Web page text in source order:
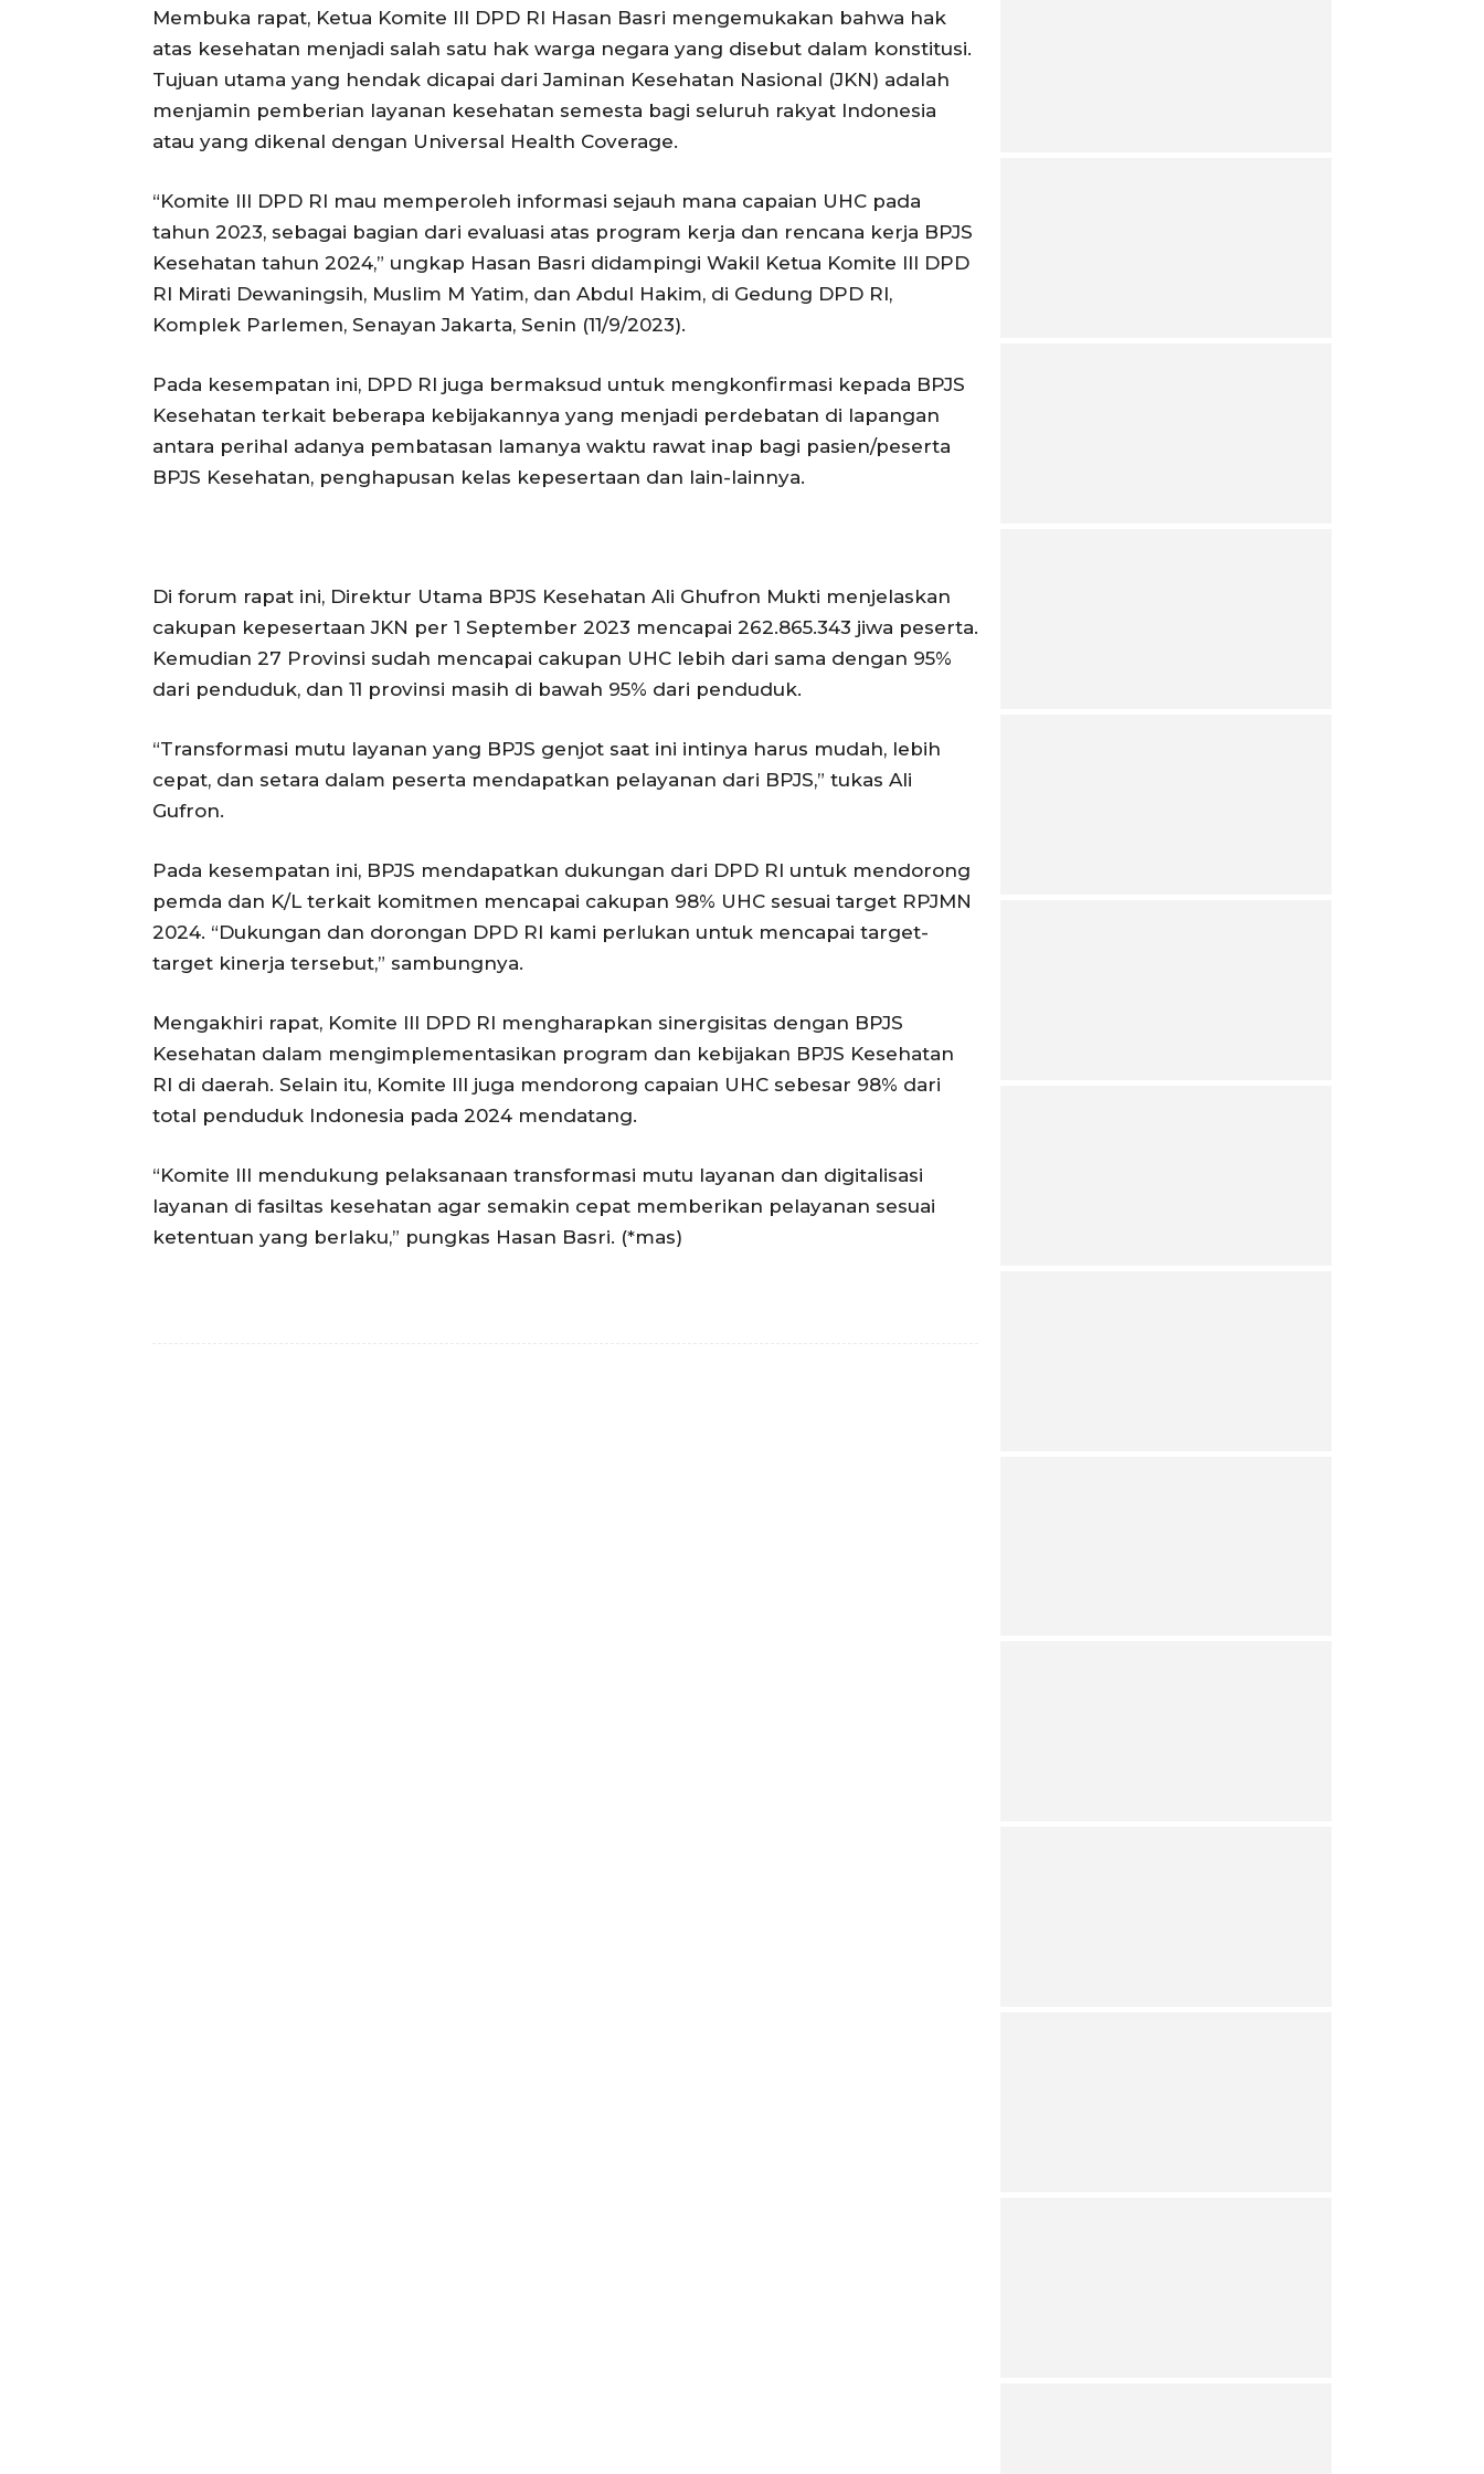
Membuka rapat, Ketua Komite III DPD RI Hasan Basri mengemukakan bahwa hak
atas kesehatan menjadi salah satu hak warga negara yang disebut dalam konstitusi.
Tujuan utama yang hendak dicapai dari Jaminan Kesehatan Nasional (JKN) adalah
menjamin pemberian layanan kesehatan semesta bagi seluruh rakyat Indonesia
atau yang dikenal dengan Universal Health Coverage.
“Komite III DPD RI mau memperoleh informasi sejauh mana capaian UHC pada
tahun 2023, sebagai bagian dari evaluasi atas program kerja dan rencana kerja BPJS
Kesehatan tahun 2024,” ungkap Hasan Basri didampingi Wakil Ketua Komite III DPD
RI Mirati Dewaningsih, Muslim M Yatim, dan Abdul Hakim, di Gedung DPD RI,
Komplek Parlemen, Senayan Jakarta, Senin (11/9/2023).
Pada kesempatan ini, DPD RI juga bermaksud untuk mengkonfirmasi kepada BPJS
Kesehatan terkait beberapa kebijakannya yang menjadi perdebatan di lapangan
antara perihal adanya pembatasan lamanya waktu rawat inap bagi pasien/peserta
BPJS Kesehatan, penghapusan kelas kepesertaan dan lain-lainnya.
Di forum rapat ini, Direktur Utama BPJS Kesehatan Ali Ghufron Mukti menjelaskan
cakupan kepesertaan JKN per 1 September 2023 mencapai 262.865.343 jiwa peserta.
Kemudian 27 Provinsi sudah mencapai cakupan UHC lebih dari sama dengan 95%
dari penduduk, dan 11 provinsi masih di bawah 95% dari penduduk.
“Transformasi mutu layanan yang BPJS genjot saat ini intinya harus mudah, lebih
cepat, dan setara dalam peserta mendapatkan pelayanan dari BPJS,” tukas Ali
Gufron.
Pada kesempatan ini, BPJS mendapatkan dukungan dari DPD RI untuk mendorong
pemda dan K/L terkait komitmen mencapai cakupan 98% UHC sesuai target RPJMN
2024. “Dukungan dan dorongan DPD RI kami perlukan untuk mencapai target-
target kinerja tersebut,” sambungnya.
Mengakhiri rapat, Komite III DPD RI mengharapkan sinergisitas dengan BPJS
Kesehatan dalam mengimplementasikan program dan kebijakan BPJS Kesehatan
RI di daerah. Selain itu, Komite III juga mendorong capaian UHC sebesar 98% dari
total penduduk Indonesia pada 2024 mendatang.
“Komite III mendukung pelaksanaan transformasi mutu layanan dan digitalisasi
layanan di fasiltas kesehatan agar semakin cepat memberikan pelayanan sesuai
ketentuan yang berlaku,” pungkas Hasan Basri. (*mas)